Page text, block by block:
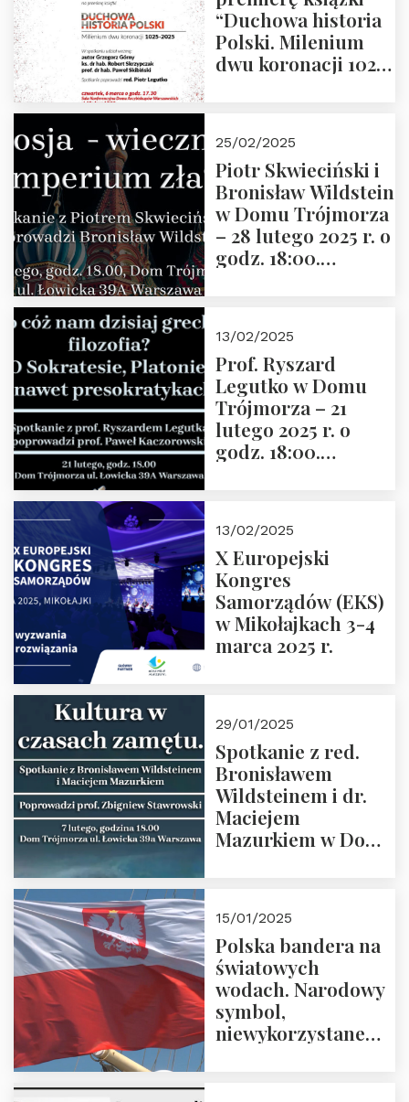
“Duchowa historia
Polski. Milenium
dwu koronacji 1025-
2025 r. godz. 17:30,
DAW ul. Miodowa
17/19
25/02/2025
Piotr Skwieciński i
Bronisław Wildstein
w Domu Trójmorza
– 28 lutego 2025 r. o
godz. 18:00.
13/02/2025
Prof. Ryszard
Legutko w Domu
Trójmorza – 21
lutego 2025 r. o
godz. 18:00.
Zapraszamy
13/02/2025
X Europejski
Kongres
Samorządów (EKS)
w Mikołajkach 3-4
marca 2025 r.
29/01/2025
Spotkanie z red.
Bronisławem
Wildsteinem i dr.
Maciejem
Mazurkiem w Domu
Prowadzi prof.
Zbigniew
Stawrowski
15/01/2025
Polska bandera na
światowych
wodach. Narodowy
symbol,
niewykorzystane